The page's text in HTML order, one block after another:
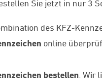
Sie jetzt in nur 3
des KFZ-
online
bestellen . Wir